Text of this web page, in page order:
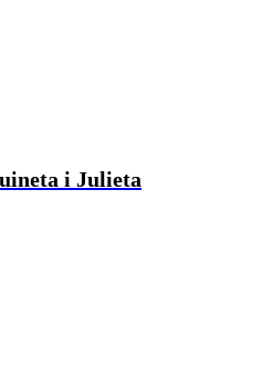
i Julieta